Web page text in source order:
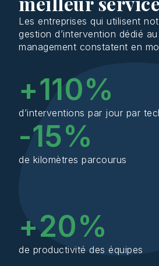
Les entreprises qui utilisent
gestion d’intervention dédié
management constatent en
d’interventions par jour par
+110%
de kilomètres parcourus
-15%
de productivité des équipes
+20%